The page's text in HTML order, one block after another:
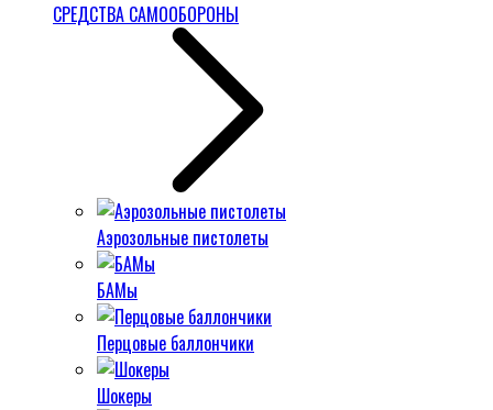
СРЕДСТВА САМООБОРОНЫ
Аэрозольные пистолеты
БАМы
Перцовые баллончики
Шокеры